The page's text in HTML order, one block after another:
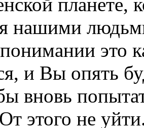
нашими
это
и Вы опять
вновь
этого не